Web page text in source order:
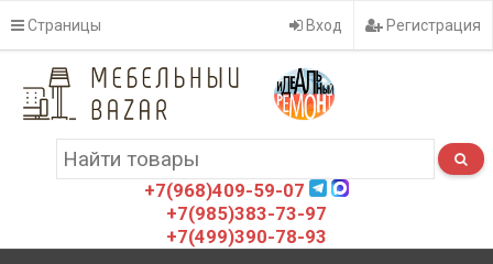
Страницы Вход Регистрация
+7(968)409-59-07
+7(985)383-73-97
+7(499)390-78-93